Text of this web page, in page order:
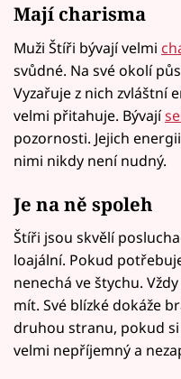
Mají charisma
Muži Štíři bývají velmi
svůdné. Na své okolí
Vyzařuje z nich zvláštní
velmi přitahuje. Bývají
pozornosti. Jejich
nimi nikdy není nudný.
Je na ně spoleh
Štíři jsou skvělí
loajální. Pokud
nenechá ve štychu.
mít. Své blízké dokáže
druhou stranu, pokud
velmi nepříjemný a